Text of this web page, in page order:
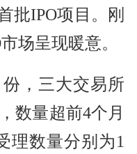
批IPO项目。刚
场呈现暖意。
，三大交易所
数量超前4个月
理数量分别为1